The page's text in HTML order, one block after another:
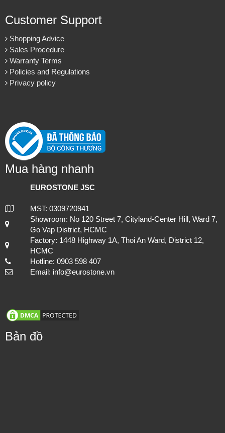
Customer Support
Shopping Advice
Sales Procedure
Warranty Terms
Policies and Regulations
Privacy policy
Mua hàng nhanh
EUROSTONE JSC
MST: 0309720941
Showroom: No 120 Street 7, Cityland-Center Hill, Ward 7,
Go Vap District, HCMC
Factory: 1448 Highway 1A, Thoi An Ward, District 12,
HCMC
Hotline: 0903 598 407
Email: info@eurostone.vn
Bản đồ